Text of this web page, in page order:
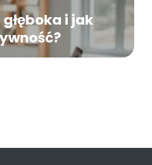
i jak